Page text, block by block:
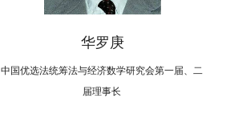
华罗庚
中国优选法统筹法与经济数学研究会第一届、二
届理事长